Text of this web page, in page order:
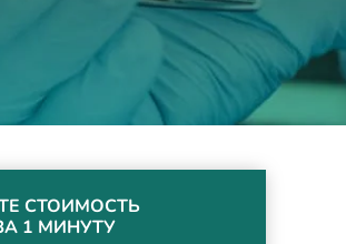
СТОИМОСТЬ
1 МИНУТУ